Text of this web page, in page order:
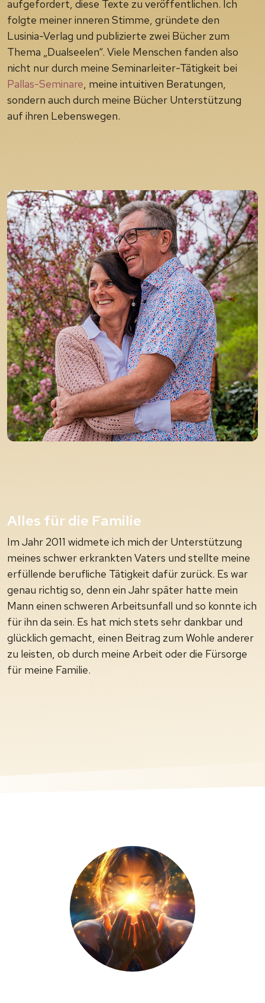
aufgefordert, diese Texte zu veröffentlichen. Ich
folgte meiner inneren Stimme, gründete den
Lusinia-Verlag und publizierte zwei Bücher zum
Thema „Dualseelen“. Viele Menschen fanden also
nicht nur durch meine Seminarleiter-Tätigkeit bei
Pallas-Seminare, meine intuitiven Beratungen,
sondern auch durch meine Bücher Unterstützung
auf ihren Lebenswegen.
Alles für die Familie
Im Jahr 2011 widmete ich mich der Unterstützung
meines schwer erkrankten Vaters und stellte meine
erfüllende berufliche Tätigkeit dafür zurück. Es war
genau richtig so, denn ein Jahr später hatte mein
Mann einen schweren Arbeitsunfall und so konnte ich
für ihn da sein. Es hat mich stets sehr dankbar und
glücklich gemacht, einen Beitrag zum Wohle anderer
zu leisten, ob durch meine Arbeit oder die Fürsorge
für meine Familie.